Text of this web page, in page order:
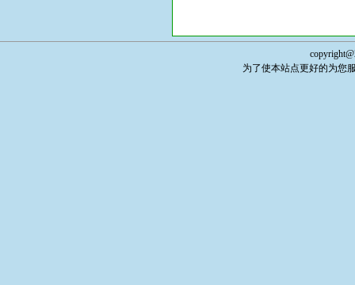
为了使本站点更好的为您